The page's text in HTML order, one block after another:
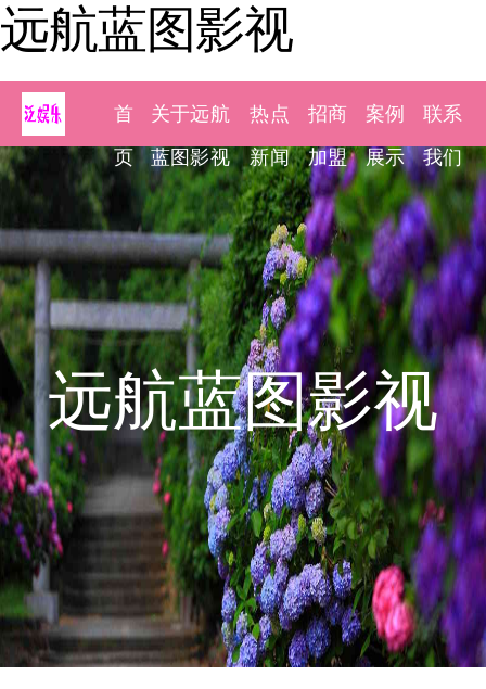
远航蓝图影视
首
页
关于远航
蓝图影视
热点
新闻
招商
加盟
案例
展示
联系
我们
远航蓝图影视